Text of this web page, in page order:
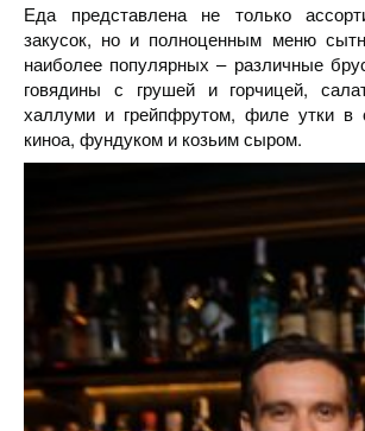
Еда представлена не только
закусок, но и полноценным меню
наиболее популярных – различные
говядины с грушей и горчицей,
халлуми и грейпфрутом, филе утки в
киноа, фундуком и козьим сыром.